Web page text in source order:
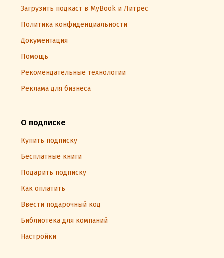
Загрузить подкаст в MyBook и Литрес
Политика конфиденциальности
Документация
Помощь
Рекомендательные технологии
Реклама для бизнеса
О подписке
Купить подписку
Бесплатные книги
Подарить подписку
Как оплатить
Ввести подарочный код
Библиотека для компаний
Настройки